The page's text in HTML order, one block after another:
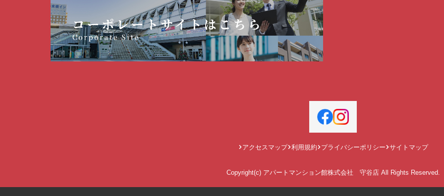
アクセスマップ 利用規約 プライバシーポリシー サイトマップ
Copyright(c) アパートマンション館株式会社 守谷店 All Rights Reserved.